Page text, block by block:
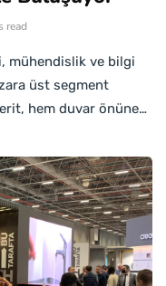
read
mühendislik ve bilgi
üst segment
hem duvar önüne…